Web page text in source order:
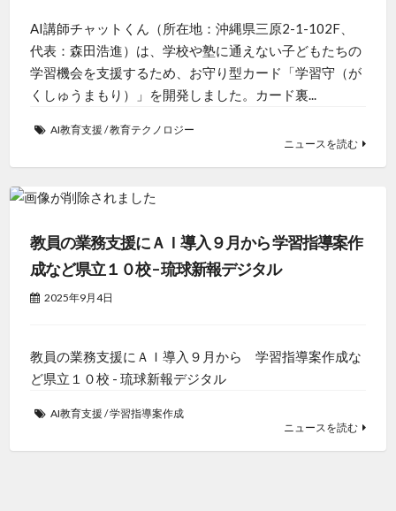
AI講師チャットくん（所在地：沖縄県三原2-1-102F、
代表：森田浩進）は、学校や塾に通えない子どもたちの
学習機会を支援するため、お守り型カード「学習守（が
くしゅうまもり）」を開発しました。カード裏...
AI教育支援 /教育テクノロジー
ニュースを読む
教員の業務支援にＡＩ導入９月から 学習指導案作
成など県立１０校 – 琉球新報デジタル
2025年9月4日
教員の業務支援にＡＩ導入９月から 学習指導案作成な
ど県立１０校 - 琉球新報デジタル
AI教育支援 /学習指導案作成
ニュースを読む